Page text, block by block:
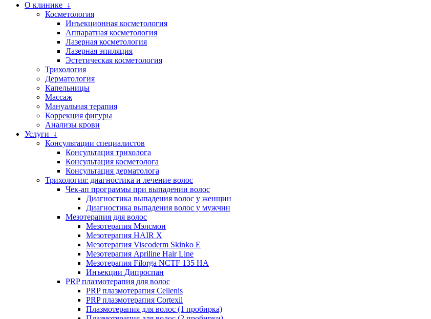
О клинике ↓
Косметология
Инъекционная косметология
Аппаратная косметология
Лазерная косметология
Лазерная эпиляция
Эстетическая косметология
Трихология
Дерматология
Капельницы
Массаж
Мануальная терапия
Коррекция фигуры
Анализы крови
Услуги ↓
Консультации специалистов
Консультация трихолога
Консультация косметолога
Консультация дерматолога
Трихология: диагностика и лечение волос
Чек-ап программы при выпадении волос
Диагностика выпадения волос у женщин
Диагностика выпадения волос у мужчин
Мезотерапия для волос
Мезотерапия Мэлсмон
Мезотерапия HAIR X
Мезотерапия Viscoderm Skinko E
Мезотерапия Apriline Hair Line
Мезотерапия Filorga NCTF 135 HA
Инъекции Дипроспан
PRP плазмотерапия для волос
PRP плазмотерапия Cellenis
PRP плазмотерапия Cortexil
Плазмотерапия для волос (1 пробирка)